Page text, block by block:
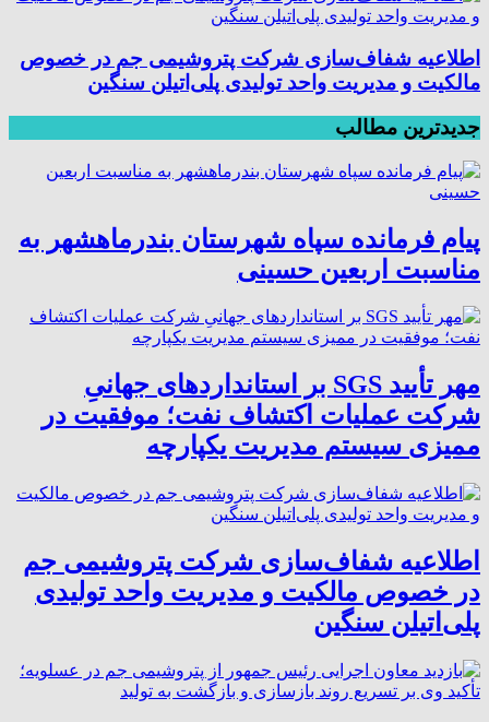
اطلاعیه شفاف‌سازی شرکت پتروشیمی جم در خصوص
مالکیت و مدیریت واحد تولیدی پلی‌اتیلن سنگین
جدیدترین مطالب
پیام فرمانده سپاه شهرستان بندرماهشهر به
مناسبت اربعین حسینی
مهر تأیید SGS بر استانداردهای جهانیِ
شرکت عملیات اکتشاف نفت؛ موفقیت در
ممیزی سیستم مدیریت یکپارچه
اطلاعیه شفاف‌سازی شرکت پتروشیمی جم
در خصوص مالکیت و مدیریت واحد تولیدی
پلی‌اتیلن سنگین